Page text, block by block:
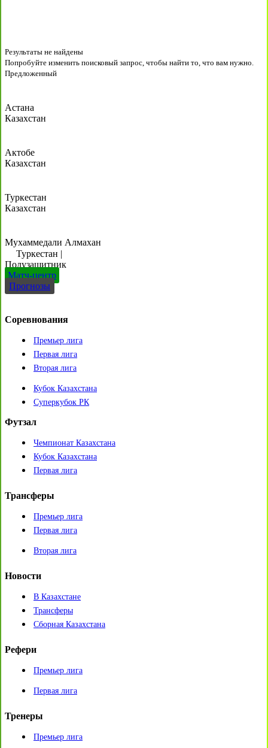
Результаты не найдены
Попробуйте изменить поисковый запрос, чтобы найти то, что вам нужно.
Предложенный
Астана
Казахстан
Актобе
Казахстан
Туркестан
Казахстан
Мухаммедали Алмахан
Туркестан |
Полузащитник
Матч-центр
Прогнозы
Соревнования
Премьер лига
Первая лига
Вторая лига
Кубок Казахстана
Суперкубок РК
Футзал
Чемпионат Казахстана
Кубок Казахстана
Первая лига
Трансферы
Премьер лига
Первая лига
Вторая лига
Новости
В Казахстане
Трансферы
Сборная Казахстана
Рефери
Премьер лига
Первая лига
Тренеры
Премьер лига